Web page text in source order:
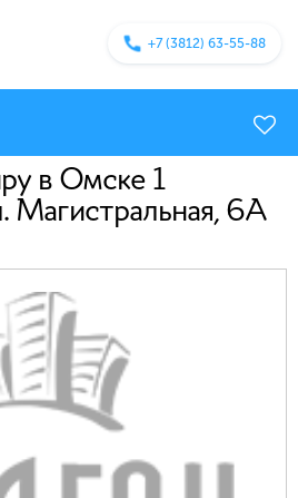
+7 (3812) 63-55-88
в Омске 1
Магистральная, 6А